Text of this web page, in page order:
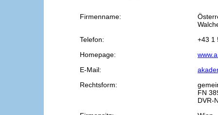
Firmenname:
Telefon:
+43 1
Homepage:
E-Mail:
Rechtsform:
FN
DVR-